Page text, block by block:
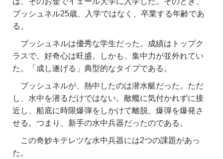
ブッシュネル25歳、入学ではなく、卒業する年齢であ
る。
ブッシュネルは優秀な学生だった。成績はトップク
ラスで、好奇心は旺盛。しかも、集中力が並外れてい
た。「成し遂げる」典型的なタイプである。
ブッシュネルが、熱中したのは潜水艇だった。ただ
し、水中を潜るだけではない。敵艦に気付かれずに接
近し、船底に時限爆弾をしかけて離脱、爆弾を爆発さ
せる。つまり、新手の水中兵器だったのである。
この奇妙キテレツな水中兵器には2つの課題があっ
た。